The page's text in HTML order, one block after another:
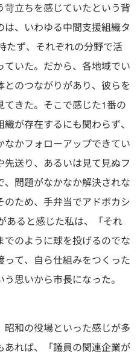
立ちを感じていたという背
、いわゆる中間支援組織タ
たず、それぞれの分野で活
いた。だから、各地域でい
のつながりがあり、彼らを
きた。そこで感じた1番の
が存在するにも関わらず、
かフォローアップできてい
送り、あるいは見て見ぬフ
、問題がなかなか解決されな
ため、手弁当でアドボカシ
ると感じた私は、「それ
のように球を投げるのでな
って、自ら仕組みをつくった
思いから市長になった。
和の役場といった感じが多
れば、「議員の関連企業が